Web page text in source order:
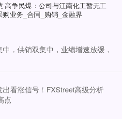
高争民爆：公司与江南化工暂无工
购业务_合同_购销_金融界
，供销双集中，业绩增速放缓，
看涨信号！FXStreet高级分析
点